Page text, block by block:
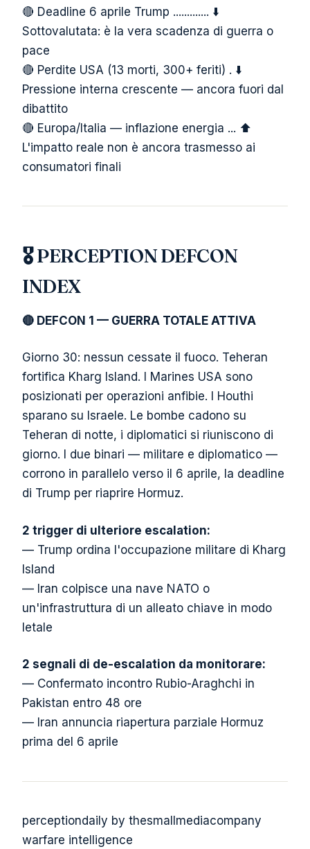
🔴 Deadline 6 aprile Trump ............. ⬇️
Sottovalutata: è la vera scadenza di guerra o
pace
🔴 Perdite USA (13 morti, 300+ feriti) . ⬇️
Pressione interna crescente — ancora fuori dal
dibattito
🔴 Europa/Italia — inflazione energia ... ⬆️
L'impatto reale non è ancora trasmesso ai
consumatori finali
🎖️ PERCEPTION DEFCON
INDEX
🔴 DEFCON 1 — GUERRA TOTALE ATTIVA
Giorno 30: nessun cessate il fuoco. Teheran
fortifica Kharg Island. I Marines USA sono
posizionati per operazioni anfibie. I Houthi
sparano su Israele. Le bombe cadono su
Teheran di notte, i diplomatici si riuniscono di
giorno. I due binari — militare e diplomatico —
corrono in parallelo verso il 6 aprile, la deadline
di Trump per riaprire Hormuz.
2 trigger di ulteriore escalation:
— Trump ordina l'occupazione militare di Kharg
Island
— Iran colpisce una nave NATO o
un'infrastruttura di un alleato chiave in modo
letale
2 segnali di de-escalation da monitorare:
— Confermato incontro Rubio-Araghchi in
Pakistan entro 48 ore
— Iran annuncia riapertura parziale Hormuz
prima del 6 aprile
perceptiondaily by thesmallmediacompany
warfare intelligence